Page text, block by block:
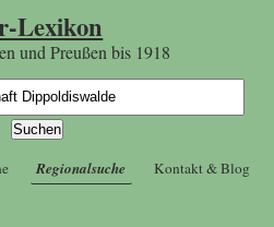
Lexikon
und Preußen bis 1918
Regionalsuche Kontakt & Blog